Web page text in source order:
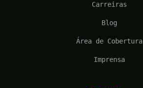
Carreiras
Blog
Área de Cobertura
Imprensa